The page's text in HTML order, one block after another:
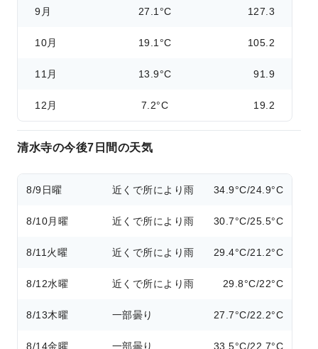
9月 27.1°C 127.3
10月 19.1°C 105.2
11月 13.9°C 91.9
12月 7.2°C 19.2
清水寺の今後7日間の天気
8/9日曜 近くで所により雨 34.9°C/24.9°C
8/10月曜 近くで所により雨 30.7°C/25.5°C
8/11 火曜 近くで所により雨 29.4°C/21.2°C
8/12水曜 近くで所により雨 29.8°C/22°C
8/13木曜 一部曇り 27.7°C/22.2°C
8/14金曜 一部曇り 33.5°C/22.7°C